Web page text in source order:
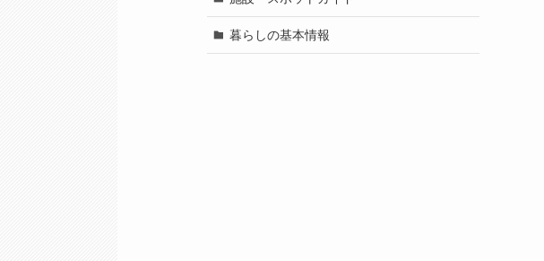
暮らしの基本情報